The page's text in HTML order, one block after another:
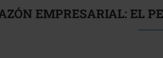
EMPRESARIAL: EL